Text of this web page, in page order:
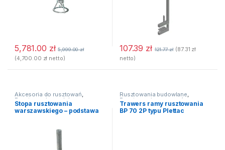
5,781.00 zł 5,999.00zł
(4,700.00 zł netto)
107.39 zł 121.77zł (87.31 zł
netto)
Akcesoria do rusztowań,
Rusztowania modułowe
Rusztowania warszawskie
Stopa rusztowania
warszawskiego – podstawa
Rusztowania budowlane,
Rusztowania ramowe /
fasadowe ,Rusztowanie BP 70
(Plettac)
Trawers ramy rusztowania
BP 70 2P typu Plettac